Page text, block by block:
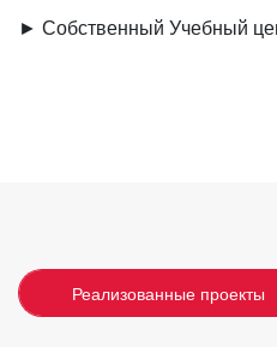
► Собственный Учебный
Реализованные проекты